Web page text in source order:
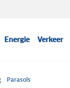
Energie Verkeer
Parasols